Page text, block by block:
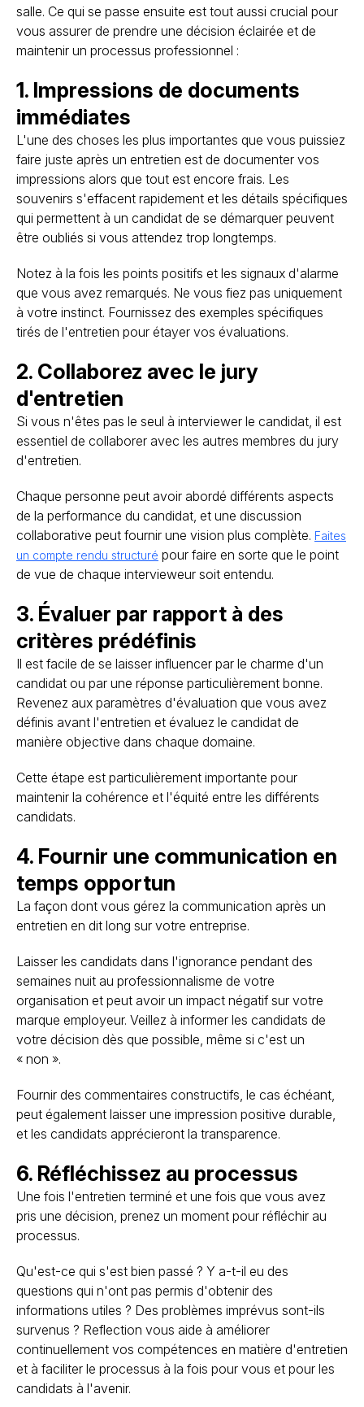
salle. Ce qui se passe ensuite est tout aussi crucial pour
vous assurer de prendre une décision éclairée et de
maintenir un processus professionnel :
1. Impressions de documents
immédiates
L'une des choses les plus importantes que vous puissiez
faire juste après un entretien est de documenter vos
impressions alors que tout est encore frais. Les
souvenirs s'effacent rapidement et les détails spécifiques
qui permettent à un candidat de se démarquer peuvent
être oubliés si vous attendez trop longtemps.
Notez à la fois les points positifs et les signaux d'alarme
que vous avez remarqués. Ne vous fiez pas uniquement
à votre instinct. Fournissez des exemples spécifiques
tirés de l'entretien pour étayer vos évaluations.
2. Collaborez avec le jury
d'entretien
Si vous n'êtes pas le seul à interviewer le candidat, il est
essentiel de collaborer avec les autres membres du jury
d'entretien.
Chaque personne peut avoir abordé différents aspects
de la performance du candidat, et une discussion
collaborative peut fournir une vision plus complète. Faites
un compte rendu structuré pour faire en sorte que le point
de vue de chaque intervieweur soit entendu.
3. Évaluer par rapport à des
critères prédéfinis
Il est facile de se laisser influencer par le charme d'un
candidat ou par une réponse particulièrement bonne.
Revenez aux paramètres d'évaluation que vous avez
définis avant l'entretien et évaluez le candidat de
manière objective dans chaque domaine.
Cette étape est particulièrement importante pour
maintenir la cohérence et l'équité entre les différents
candidats.
4. Fournir une communication en
temps opportun
La façon dont vous gérez la communication après un
entretien en dit long sur votre entreprise.
Laisser les candidats dans l'ignorance pendant des
semaines nuit au professionnalisme de votre
organisation et peut avoir un impact négatif sur votre
marque employeur. Veillez à informer les candidats de
votre décision dès que possible, même si c'est un
« non ».
Fournir des commentaires constructifs, le cas échéant,
peut également laisser une impression positive durable,
et les candidats apprécieront la transparence.
6. Réfléchissez au processus
Une fois l'entretien terminé et une fois que vous avez
pris une décision, prenez un moment pour réfléchir au
processus.
Qu'est-ce qui s'est bien passé ? Y a-t-il eu des
questions qui n'ont pas permis d'obtenir des
informations utiles ? Des problèmes imprévus sont-ils
survenus ? Reflection vous aide à améliorer
continuellement vos compétences en matière d'entretien
et à faciliter le processus à la fois pour vous et pour les
candidats à l'avenir.